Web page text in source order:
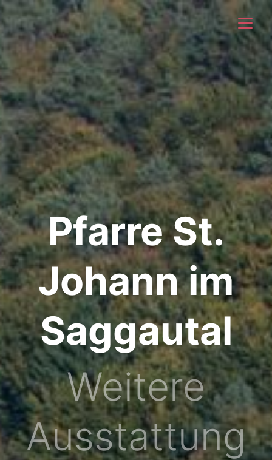
Pfarre St.
Johann im
Saggautal
Weitere
Ausstattung